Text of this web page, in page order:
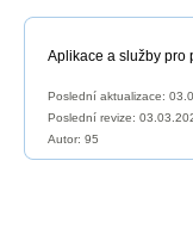
Aplikace a služby pro
Poslední aktualizace:
Poslední revize:
Autor: 95